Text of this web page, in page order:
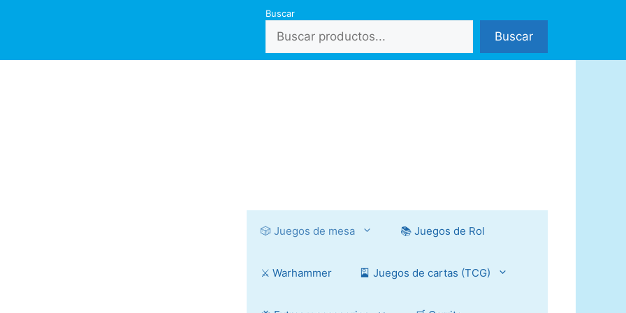
Buscar
Buscar
🎲 Juegos de mesa 📚 Juegos de Rol
⚔️ Warhammer 🎴 Juegos de cartas (TCG)